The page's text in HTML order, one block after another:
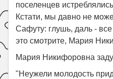
поселенцев
Кстати, мы давно не
Сафуту: глушь, даль -
это смотрите, Мария
Мария Никифоровна
"Неужели молодость